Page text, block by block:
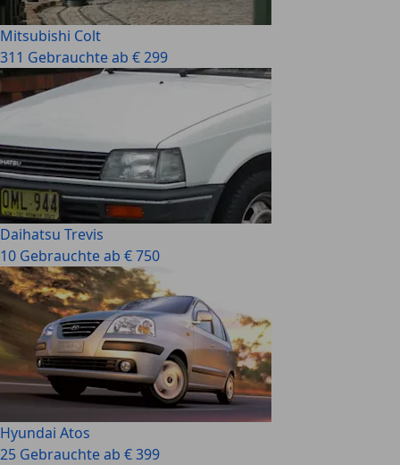
Mitsubishi Colt
311 Gebrauchte ab € 299
Daihatsu Trevis
10 Gebrauchte ab € 750
Hyundai Atos
25 Gebrauchte ab € 399